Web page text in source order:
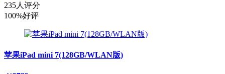
235人评分
100%好评
苹果iPad mini 7(128GB/WLAN版)